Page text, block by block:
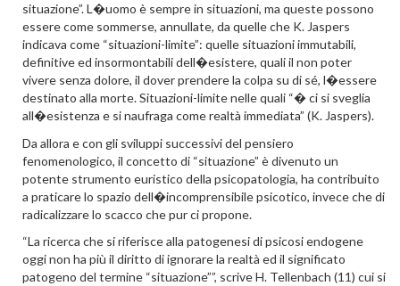
situazione”. L�uomo è sempre in situazioni, ma queste possono
essere come sommerse, annullate, da quelle che K. Jaspers
indicava come “situazioni-limite”: quelle situazioni immutabili,
definitive ed insormontabili dell�esistere, quali il non poter
vivere senza dolore, il dover prendere la colpa su di sé, l�essere
destinato alla morte. Situazioni-limite nelle quali “� ci si sveglia
all�esistenza e si naufraga come realtà immediata” (K. Jaspers).
Da allora e con gli sviluppi successivi del pensiero
fenomenologico, il concetto di “situazione” è divenuto un
potente strumento euristico della psicopatologia, ha contribuito
a praticare lo spazio dell�incomprensibile psicotico, invece che di
radicalizzare lo scacco che pur ci propone.
“La ricerca che si riferisce alla patogenesi di psicosi endogene
oggi non ha più il diritto di ignorare la realtà ed il significato
patogeno del termine “situazione””, scrive H. Tellenbach (11) cui si